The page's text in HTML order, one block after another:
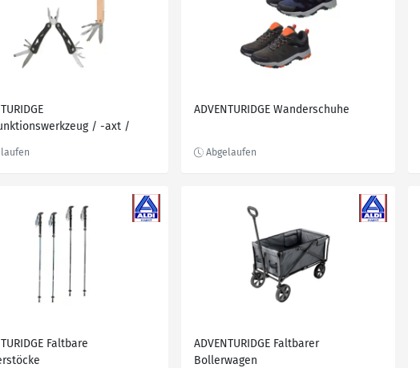
/ -axt /
ADVENTURIDGE Wanderschuhe
Faltbare
ADVENTURIDGE Faltbarer
Bollerwagen